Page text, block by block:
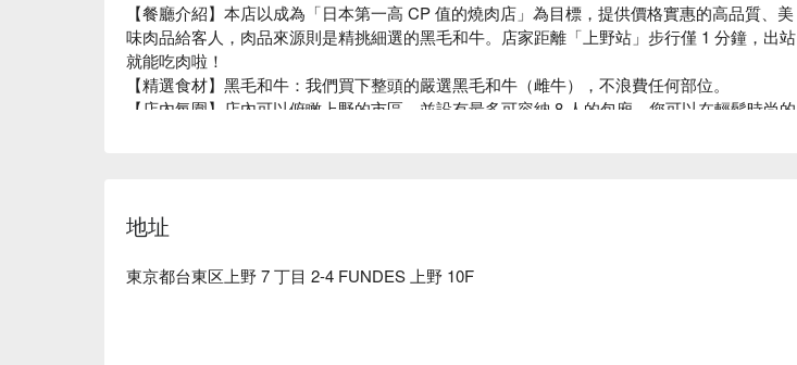
【餐廳介紹】本店以成為「日本第一高 CP 值的燒肉店」為目標，提供價格實惠的高品質、美
味肉品給客人，肉品來源則是精挑細選的黑毛和牛。店家距離「上野站」步行僅 1 分鐘，出站
就能吃肉啦！
【精選食材】黑毛和牛：我們買下整頭的嚴選黑毛和牛（雌牛），不浪費任何部位。
【店內氛圍】店內可以俯瞰上野的市區，並設有最多可容納 8 人的包廂。您可以在輕鬆時尚的
地址
東京都台東区上野 7 丁目 2-4 FUNDES 上野 10F